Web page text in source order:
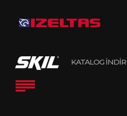
KATALOG İNDİR